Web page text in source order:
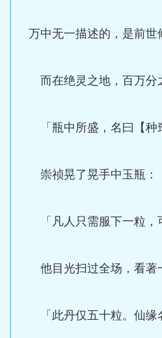
万中无一描述的，是前世
而在绝灵之地，百万分
「瓶中所盛，名曰【种
崇祯晃了晃手中玉瓶：
「凡人只需服下一粒，
他目光扫过全场，看著
「此丹仅五十粒。仙缘